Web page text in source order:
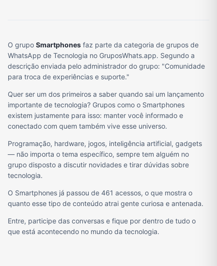
O grupo Smartphones faz parte da categoria de grupos de
WhatsApp de Tecnologia no GruposWhats.app. Segundo a
descrição enviada pelo administrador do grupo: "Comunidade
para troca de experiências e suporte."
Quer ser um dos primeiros a saber quando sai um lançamento
importante de tecnologia? Grupos como o Smartphones
existem justamente para isso: manter você informado e
conectado com quem também vive esse universo.
Programação, hardware, jogos, inteligência artificial, gadgets
— não importa o tema específico, sempre tem alguém no
grupo disposto a discutir novidades e tirar dúvidas sobre
tecnologia.
O Smartphones já passou de 461 acessos, o que mostra o
quanto esse tipo de conteúdo atrai gente curiosa e antenada.
Entre, participe das conversas e fique por dentro de tudo o
que está acontecendo no mundo da tecnologia.